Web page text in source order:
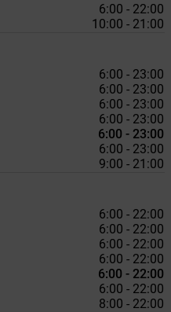
6:00 - 22:00
10:00 - 21:00
6:00 - 23:00
6:00 - 23:00
6:00 - 23:00
6:00 - 23:00
6:00 - 23:00
6:00 - 23:00
9:00 - 21:00
6:00 - 22:00
6:00 - 22:00
6:00 - 22:00
6:00 - 22:00
6:00 - 22:00
6:00 - 22:00
8:00 - 22:00